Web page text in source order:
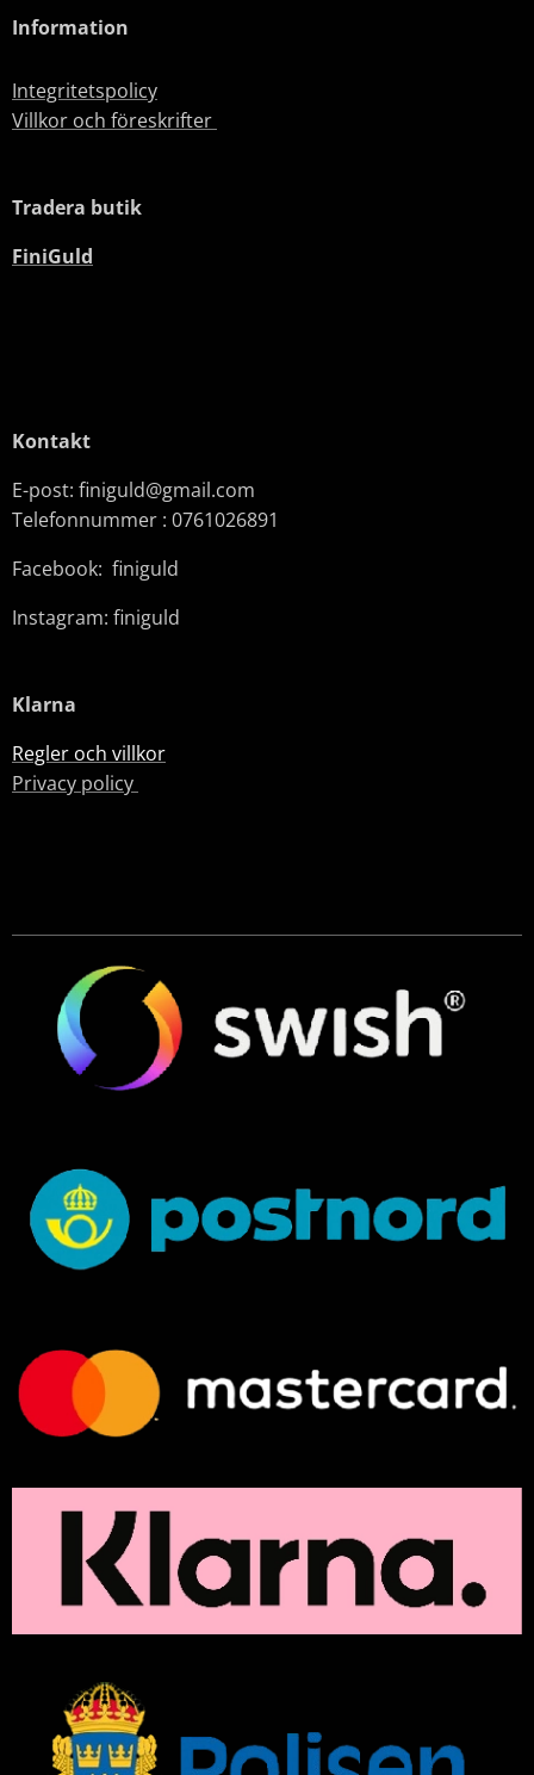
Information
Integritetspolicy
Villkor och föreskrifter
Tradera butik
FiniGuld
Kontakt
E-post: finiguld@gmail.com
Telefonnummer : 0761026891
Facebook: finiguld
Instagram: finiguld
Klarna
Regler och villkor
Privacy policy